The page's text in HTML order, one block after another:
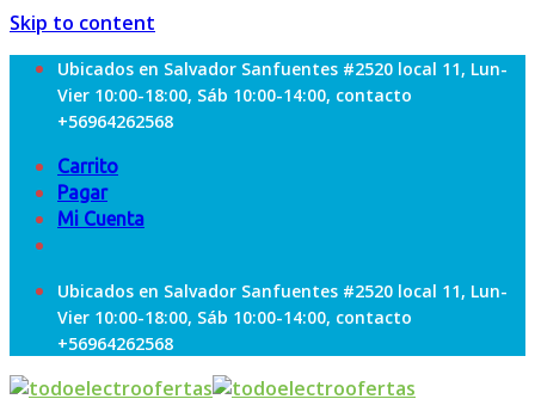
Skip to content
Ubicados en Salvador Sanfuentes #2520 local 11, Lun-
Vier 10:00-18:00, Sáb 10:00-14:00, contacto
+56964262568
Carrito
Pagar
Mi Cuenta
Ubicados en Salvador Sanfuentes #2520 local 11, Lun-
Vier 10:00-18:00, Sáb 10:00-14:00, contacto
+56964262568